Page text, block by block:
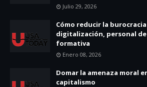
Julio 29, 2026
Cómo reducir la
digitalización, personal
formativa
Enero 08, 2026
Domar la amenaza moral
capitalismo